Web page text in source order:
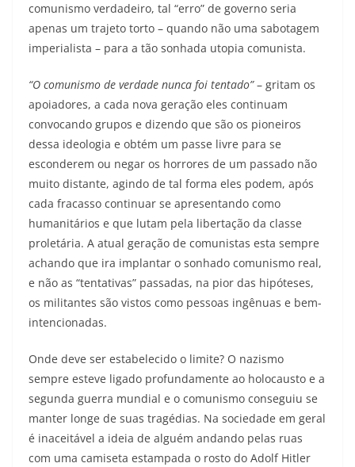
comunismo verdadeiro, tal “erro” de governo seria
apenas um trajeto torto – quando não uma sabotagem
imperialista – para a tão sonhada utopia comunista.
“O comunismo de verdade nunca foi tentado”– gritam os
apoiadores, a cada nova geração eles continuam
convocando grupos e dizendo que são os pioneiros
dessa ideologia e obtém um passe livre para se
esconderem ou negar os horrores de um passado não
muito distante, agindo de tal forma eles podem, após
cada fracasso continuar se apresentando como
humanitários e que lutam pela libertação da classe
proletária. A atual geração de comunistas esta sempre
achando que ira implantar o sonhado comunismo real,
e não as “tentativas” passadas, na pior das hipóteses,
os militantes são vistos como pessoas ingênuas e bem-
intencionadas.
Onde deve ser estabelecido o limite? O nazismo
sempre esteve ligado profundamente ao holocausto e a
segunda guerra mundial e o comunismo conseguiu se
manter longe de suas tragédias. Na sociedade em geral
é inaceitável a ideia de alguém andando pelas ruas
com uma camiseta estampada o rosto do Adolf Hitler